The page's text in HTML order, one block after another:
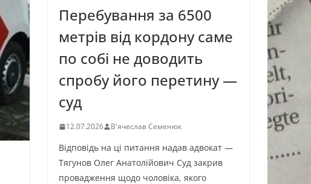
Перебування за 6500
метрів від кордону саме
по собі не доводить
спробу його перетину —
суд
12.07.2026 В'ячеслав Семенюк
Відповідь на ці питання надав адвокат —
Тягунов Олег Анатолійович Суд закрив
провадження щодо чоловіка, якого